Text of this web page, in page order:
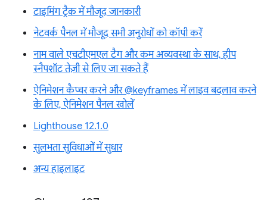
टाइमिंग ट्रैक में मौजूद जानकारी
नेटवर्क पैनल में मौजूद सभी अनुरोधों को कॉपी करें
नाम वाले एचटीएमएल टैग और कम अव्यवस्था के साथ, हीप
स्नैपशॉट तेज़ी से लिए जा सकते हैं
ऐनिमेशन कैप्चर करने और @keyframes में लाइव बदलाव करने
के लिए, ऐनिमेशन पैनल खोलें
Lighthouse 12.1.0
सुलभता सुविधाओं में सुधार
अन्य हाइलाइट